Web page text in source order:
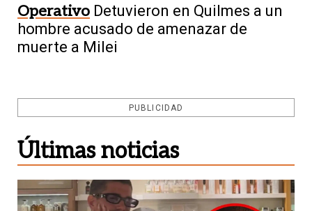
Operativo Detuvieron en Quilmes a un
hombre acusado de amenazar de
muerte a Milei
PUBLICIDAD
Últimas noticias